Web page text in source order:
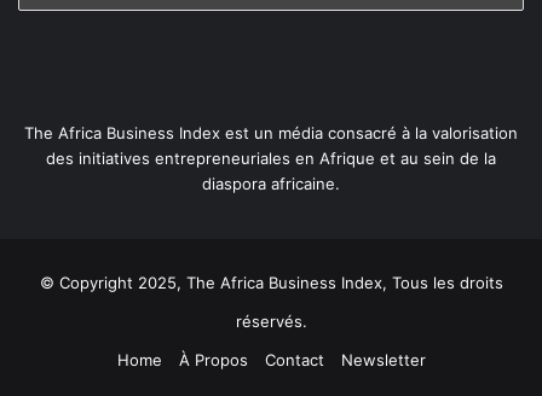
The Africa Business Index est un média consacré à la valorisation
des initiatives entrepreneuriales en Afrique et au sein de la
diaspora africaine.
© Copyright 2025, The Africa Business Index, Tous les droits
réservés.
Home
À Propos Contact Newsletter